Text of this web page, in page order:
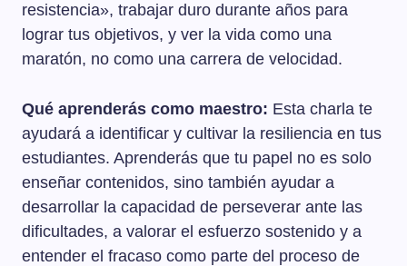
resistencia», trabajar duro durante años para
lograr tus objetivos, y ver la vida como una
maratón, no como una carrera de velocidad.
Qué aprenderás como maestro: Esta charla te
ayudará a identificar y cultivar la resiliencia en tus
estudiantes. Aprenderás que tu papel no es solo
enseñar contenidos, sino también ayudar a
desarrollar la capacidad de perseverar ante las
dificultades, a valorar el esfuerzo sostenido y a
entender el fracaso como parte del proceso de